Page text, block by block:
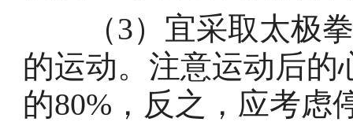
（3）宜采取太极拳
的运动。注意运动后
的80%，反之，应考虑